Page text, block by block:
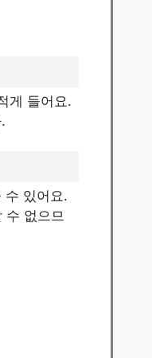
게 들어요.
수 있어요.
수 없으므